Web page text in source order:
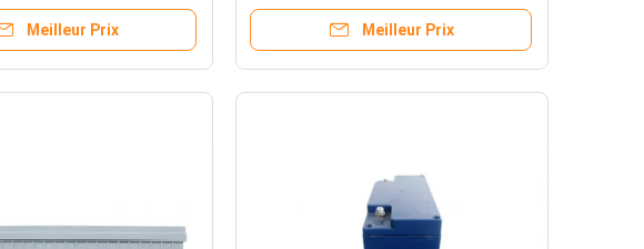
Meilleur Prix Meilleur Prix